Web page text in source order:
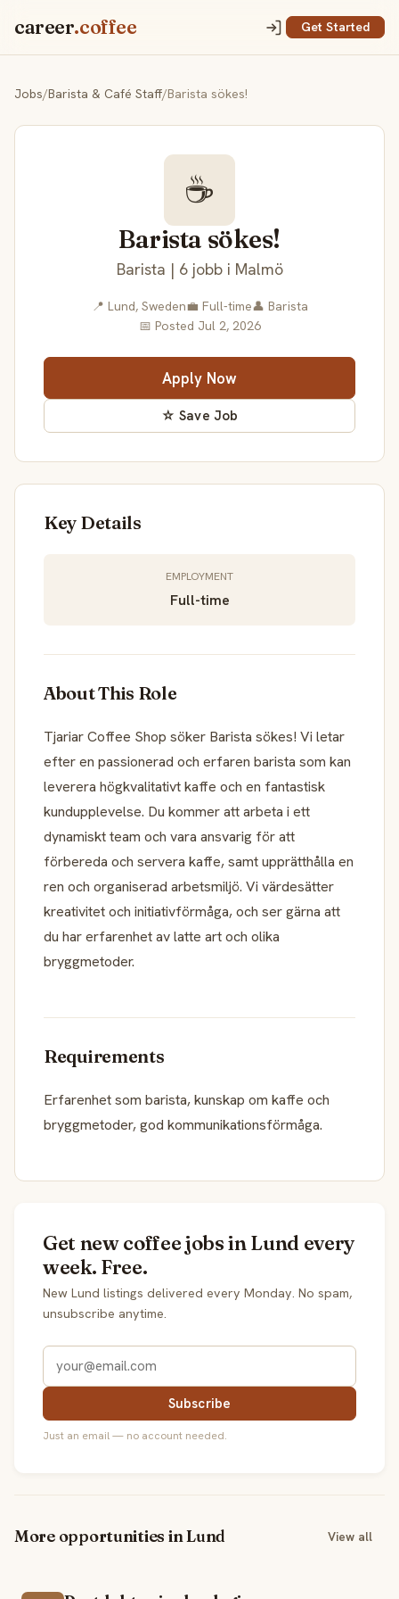
career.coffee Get Started
Jobs/Barista & Café Staff/Barista sökes!
☕
Barista sökes!
Barista | 6 jobb i Malmö
📍 Lund, Sweden💼 Full-time👤 Barista
📅 Posted Jul 2, 2026
Apply Now
☆ Save Job
Key Details
EMPLOYMENT
Full-time
About This Role
Tjariar Coffee Shop söker Barista sökes! Vi letar
efter en passionerad och erfaren barista som kan
leverera högkvalitativt kaffe och en fantastisk
kundupplevelse. Du kommer att arbeta i ett
dynamiskt team och vara ansvarig för att
förbereda och servera kaffe, samt upprätthålla en
ren och organiserad arbetsmiljö. Vi värdesätter
kreativitet och initiativförmåga, och ser gärna att
du har erfarenhet av latte art och olika
bryggmetoder.
Requirements
Erfarenhet som barista, kunskap om kaffe och
bryggmetoder, god kommunikationsförmåga.
Get new coffee jobs in Lund every
week. Free.
New Lund listings delivered every Monday. No spam,
unsubscribe anytime.
Subscribe
Just an email — no account needed.
More opportunities in Lund View all